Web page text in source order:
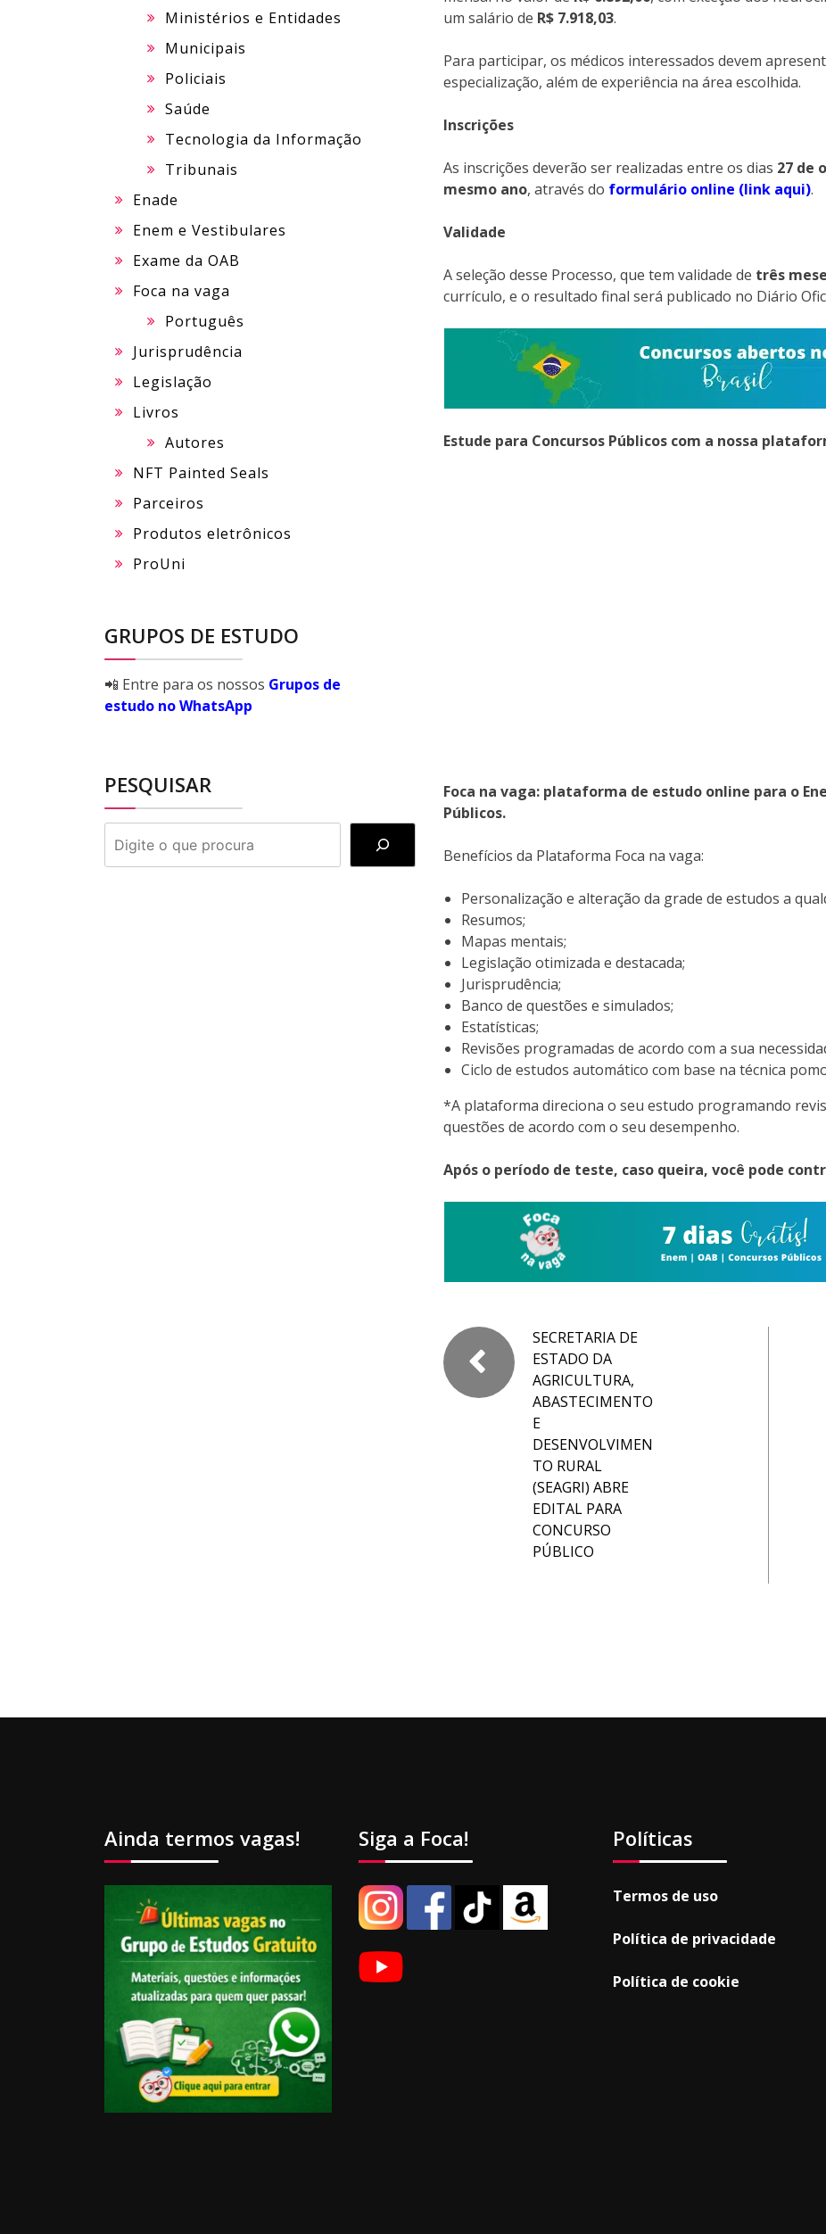
um salário de R$ 7.918,03.
Para participar, os médicos interessados devem
especialização, além de experiência na área escolhida.
Inscrições
As inscrições deverão ser realizadas entre os dias 27 de
mesmo ano, através do formulário online (link aqui).
Validade
A seleção desse Processo, que tem validade de três
currículo, e o resultado final será publicado no Diário
Estude para Concursos Públicos com a nossa
Foca na vaga: plataforma de estudo online para o
Públicos.
Benefícios da Plataforma Foca na vaga:
Personalização e alteração da grade de estudos a
Resumos;
Mapas mentais;
Legislação otimizada e destacada;
Jurisprudência;
Banco de questões e simulados;
Estatísticas;
Revisões programadas de acordo com a sua
Ciclo de estudos automático com base na técnica
*A plataforma direciona o seu estudo programando
questões de acordo com o seu desempenho.
Após o período de teste, caso queira, você pode
SECRETARIA DE
ESTADO DA
AGRICULTURA,
ABASTECIMENTO
E
DESENVOLVIMEN
TO RURAL
(SEAGRI) ABRE
EDITAL PARA
CONCURSO
PÚBLICO
Ministérios e Entidades
Municipais
Policiais
Saúde
Tecnologia da Informação
Tribunais
Enade
Enem e Vestibulares
Exame da OAB
Foca na vaga
Português
Jurisprudência
Legislação
Livros
Autores
NFT Painted Seals
Parceiros
Produtos eletrônicos
ProUni
GRUPOS DE ESTUDO
📲 Entre para os nossos Grupos de
estudo no WhatsApp
PESQUISAR
PESQUISAR
Ainda termos vagas! Siga a Foca! Políticas
Termos de uso
Política de privacidade
Política de cookie